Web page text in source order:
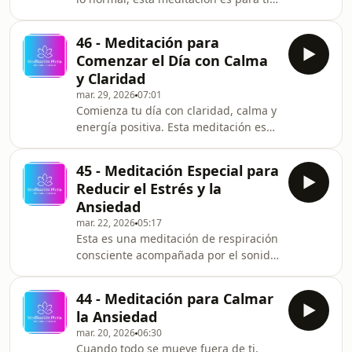
Importante: Descargo de
Responsabilidad
cuando las emociones están intensas
o la mente no deja de pensar. A través
de esta práctica, te acompaño a
calmar la ansiedad, soltar el estrés
acumulado y regular tus emociones
sin exigencia, a tu ritmo. Recuerda:
no tienes que poder con todo. A vec
46 - Meditación para
Comenzar el Día con Calma
y Claridad
mar. 29, 202607:01
Comienza tu día con claridad, calma y
energía positiva. Esta meditación es
Solo 7 minutos para cambiar el
enfoque de todo tu día. IG:
MeditacionPlena TikTok:
meditacionplena Meditación Plena
Importante: Descargo de
Responsabilidad Quiero dejar claro
que los videos y meditaciones de este
canal son simplemente propuestas
45 - Meditación Especial para
Reducir el Estrés y la
Ansiedad
mar. 22, 202605:17
Esta es una meditación de respiración
consciente acompañada por el sonido
cuerpo. No necesitas hacer nada más
que respirar por la nariz y dejarte
llevar por el sonido. Poco a poco, tu
44 - Meditación para Calmar
la Ansiedad
mar. 20, 202606:30
Cuando todo se mueve fuera de ti,